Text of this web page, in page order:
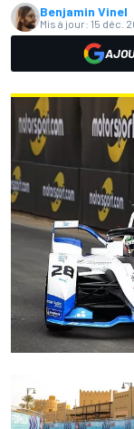
Benjamin Vinel
Mis à jour: 15 déc.